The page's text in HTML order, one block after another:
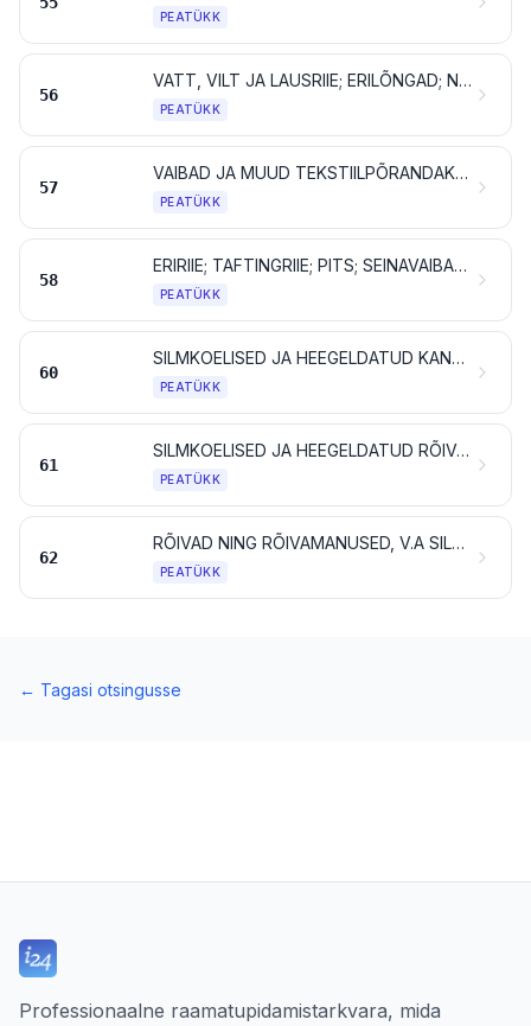
PEATÜKK
56
VATT, VILT JA LAUSRIIE; ERILÕNGAD; NÖÖRID, PAELAD, KÖIED JA TROSSID NING TOOTED NENDEST
PEATÜKK
57
VAIBAD JA MUUD TEKSTIILPÕRANDAKATTED
PEATÜKK
58
ERIRIIE; TAFTINGRIIE; PITS; SEINAVAIBAD; POSAMENDID; TIKANDID
PEATÜKK
60
SILMKOELISED JA HEEGELDATUD KANGAD (TRIKOOKANGAD)
PEATÜKK
61
SILMKOELISED JA HEEGELDATUD RÕIVAD NING RÕIVAMANUSED (TRIKOOTOOTED)
PEATÜKK
62
RÕIVAD NING RÕIVAMANUSED, V.A SILMKOELISED VÕI HEEGELDATUD
PEATÜKK
← Tagasi otsingusse
Professionaalne raamatupidamistarkvara, mida